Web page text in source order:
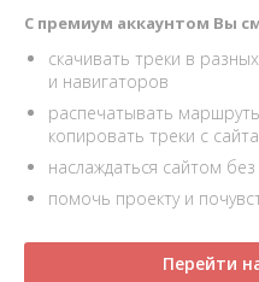
С премиум аккаунтом Вы
скачивать треки в
и навигаторов
распечатывать
копировать треки с
наслаждаться сайтом
помочь проекту и
Перейти